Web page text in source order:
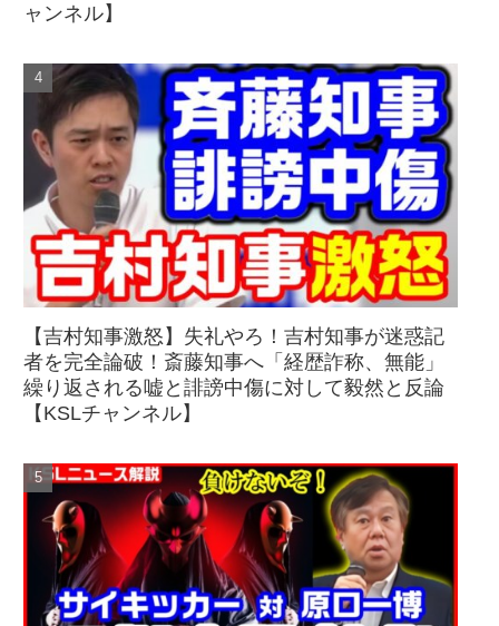
ャンネル】
【吉村知事激怒】失礼やろ！吉村知事が迷惑記
者を完全論破！斎藤知事へ「経歴詐称、無能」
繰り返される嘘と誹謗中傷に対して毅然と反論
【KSLチャンネル】